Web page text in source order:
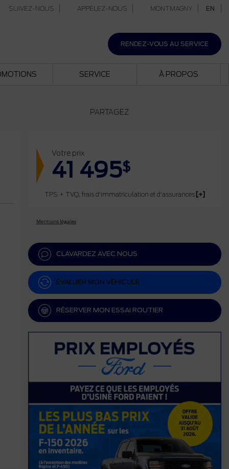
SUIVEZ-NOUS APPELEZ-NOUS MONTMAGNY EN
RENDEZ-VOUS AU SERVICE
SERVICE À PROPOS
PARTAGEZ
Votre prix
41 495$
TPS + TVQ, frais d'immatriculation et d'assurances non inclus.
Mentions légales
CLAVARDEZ AVEC NOUS
ÉVALUER MON VÉHICULE
RÉSERVER MON ESSAI ROUTIER